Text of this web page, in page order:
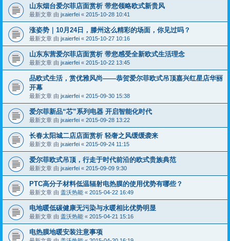
山东烟台爱尔菲店面赏析 带您领略欧式新贵风
最新文章 由 jxaierfei « 2015-10-28 10:41
涨姿势｜10月24日，滕州这么精彩的场面，你见过吗？
最新文章 由 jxaierfei « 2015-10-27 10:16
山东东营爱尔菲店面赏析 带您感受全新欧式生活理念
最新文章 由 jxaierfei « 2015-10-22 13:45
品欧式生活，赏优雅风尚——恭贺爱尔菲欧式吊顶嘉兴红星店华丽
开幕
最新文章 由 jxaierfei « 2015-09-30 15:38
爱尔菲新品“芯”系列电器 开启智能化时代
最新文章 由 jxaierfei « 2015-09-28 13:22
长春太阳城二店店面赏析 轻奢之风缓缓袭来
最新文章 由 jxaierfei « 2015-09-24 11:15
爱尔菲欧式吊顶，行走于时代前沿的欧式贵族典范
最新文章 由 jxaierfei « 2015-09-09 9:30
PTC高分子材料低温辐射电热膜的使用优势有哪些？
最新文章 由 盖沃热能 « 2015-04-22 16:49
电地暖低碳健康无污染与水暖相比优势明显
最新文章 由 盖沃热能 « 2015-04-21 15:16
电热膜地暖安装注意事项